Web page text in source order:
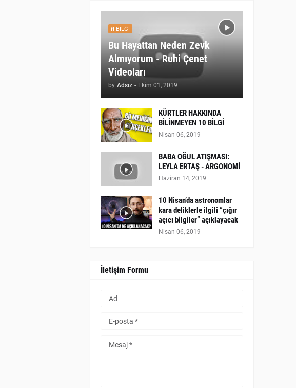
BILGI
Bu Hayattan Neden Zevk
Almıyorum - Ruhi Çenet
Videoları
by Adsız - Ekim 01, 2019
KÜRTLER HAKKINDA
BİLİNMEYEN 10 BİLGİ
Nisan 06, 2019
BABA OĞUL ATIŞMASI:
LEYLA ERTAŞ - ARGONOMİ
Haziran 14, 2019
10 Nisan’da astronomlar
kara deliklerle ilgili “çığır
açıcı bilgiler” açıklayacak
Nisan 06, 2019
İletişim Formu